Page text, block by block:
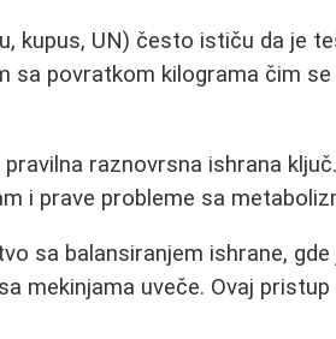
kupus, UN) često ističu da je
sa povratkom kilograma čim
raznovrsna ishrana ključ.
i prave probleme sa
sa balansiranjem ishrane, gde
mekinjama uveče. Ovaj pristup